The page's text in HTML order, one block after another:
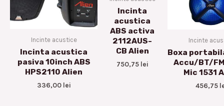
Incinte acustice
Incinta acustica
pasiva 10inch ABS
HPS2110 Alien
336,00 lei
Incinta
acustica
ABS activa
2112AUS-
CB Alien
750,75 lei
Incinte
Boxa
Accu/BT/
Mic 1531
456,75